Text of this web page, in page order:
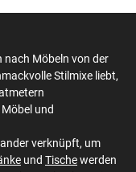
nach Möbeln von der
Stilmixe liebt,
und
verknüpft, um
und Tischewerden